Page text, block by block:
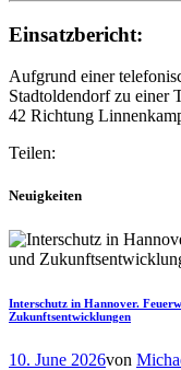
Einsatzbericht:
Aufgrund einer
Stadtoldendorf zu einer
42 Richtung
Teilen:
Neuigkeiten
Interschutz in Hannover.
Zukunftsentwicklungen
10. June 2026von